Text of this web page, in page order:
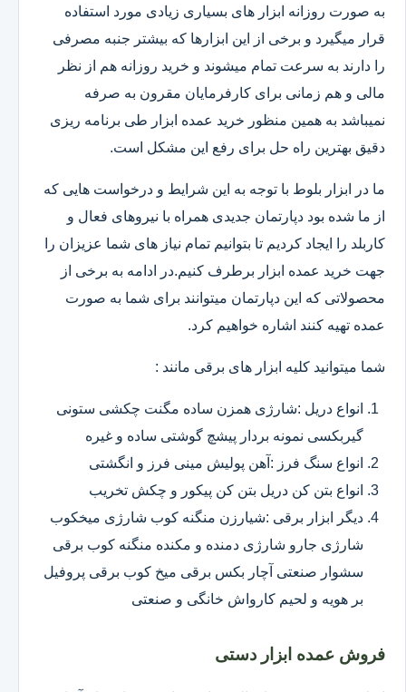
به صورت روزانه ابزار های بسیاری زیادی مورد استفاده
قرار میگیرد و برخی از این ابزارها که بیشتر جنبه مصرفی
را دارند به سرعت تمام میشوند و خرید روزانه هم از نظر
مالی و هم زمانی برای کارفرمایان مقرون به صرفه
نمیباشد به همین منظور خرید عمده ابزار طی برنامه ریزی
دقیق بهترین راه حل برای رفع این مشکل است.
ما در ابزار بلوط با توجه به این شرایط و درخواست هایی که
از ما شده بود دپارتمان جدیدی همراه با نیروهای فعال و
کاربلد را ایجاد کردیم تا بتوانیم تمام نیاز های شما عزیزان را
جهت خرید عمده ابزار برطرف کنیم.در ادامه به برخی از
محصولاتی که این دپارتمان میتوانند برای شما به صورت
عمده تهیه کنند اشاره خواهیم کرد.
شما میتوانید کلیه ابزار های برقی مانند :
انواع دریل :شارژی همزن ساده مگنت چکشی ستونی
گیربکسی نمونه بردار پیشچ گوشتی ساده و غیره
انواع سنگ فرز :آهن پولیش مینی فرز و انگشتی
انواع بتن کن دریل بتن کن پیکور و چکش تخریب
دیگر ابزار برقی :شیارزن منگنه کوب شارژی میخکوب
شارژی جارو شارژی دمنده و مکنده منگنه کوب برقی
سشوار صنعتی آچار بکس برقی میخ کوب برقی پروفیل
بر هویه و لحیم کارواش خانگی و صنعتی
فروش عمده ابزار دستی